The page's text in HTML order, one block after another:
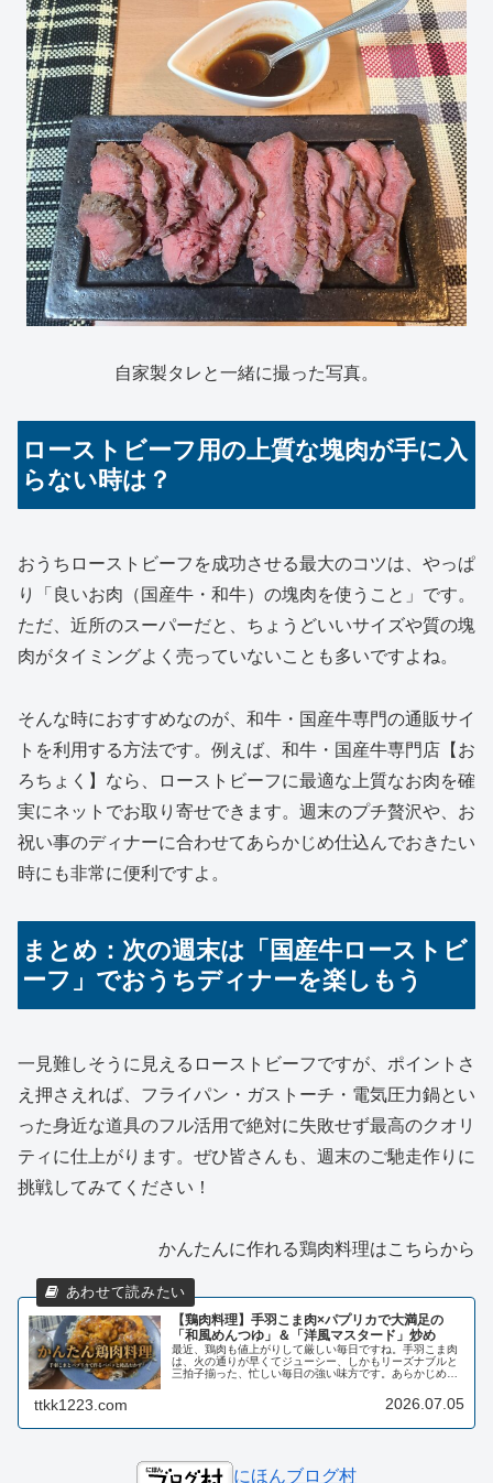
自家製タレと一緒に撮った写真。
ローストビーフ用の上質な塊肉が手に入
らない時は？
おうちローストビーフを成功させる最大のコツは、やっぱ
り「良いお肉（国産牛・和牛）の塊肉を使うこと」です。
ただ、近所のスーパーだと、ちょうどいいサイズや質の塊
肉がタイミングよく売っていないことも多いですよね。
そんな時におすすめなのが、和牛・国産牛専門の通販サイ
トを利用する方法です。例えば、和牛・国産牛専門店【お
ろちょく】なら、ローストビーフに最適な上質なお肉を確
実にネットでお取り寄せできます。週末のプチ贅沢や、お
祝い事のディナーに合わせてあらかじめ仕込んでおきたい
時にも非常に便利ですよ。
まとめ：次の週末は「国産牛ローストビ
ーフ」でおうちディナーを楽しもう
一見難しそうに見えるローストビーフですが、ポイントさ
え押さえれば、フライパン・ガストーチ・電気圧力鍋とい
った身近な道具のフル活用で絶対に失敗せず最高のクオリ
ティに仕上がります。ぜひ皆さんも、週末のご馳走作りに
挑戦してみてください！
かんたんに作れる鶏肉料理はこちらから
【鶏肉料理】手羽こま肉×パプリカで大満足の
「和風めんつゆ」＆「洋風マスタード」炒め
最近、鶏肉も値上がりして厳しい毎日ですね。手羽こま肉
は、火の通りが早くてジューシー、しかもリーズナブルと
三拍子揃った、忙しい毎日の強い味方です。あらかじめ一
ttkk1223.com 2026.07.05
にほんブログ村